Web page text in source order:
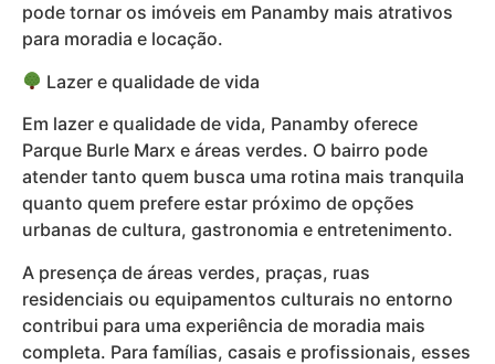
pode tornar os imóveis em Panamby mais atrativos
para moradia e locação.
Lazer e qualidade de vida
Em lazer e qualidade de vida, Panamby oferece
Parque Burle Marx e áreas verdes. O bairro pode
atender tanto quem busca uma rotina mais tranquila
quanto quem prefere estar próximo de opções
urbanas de cultura, gastronomia e entretenimento.
A presença de áreas verdes, praças, ruas
residenciais ou equipamentos culturais no entorno
contribui para uma experiência de moradia mais
completa. Para famílias, casais e profissionais, esses